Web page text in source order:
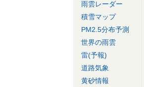
雨雲レーダー
積雪マップ
PM2.5分布予測
世界の雨雲
雷(予報)
道路気象
黄砂情報